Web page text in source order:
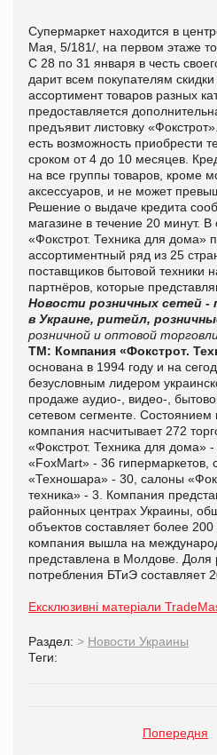
Супермаркет находится в
Мая, 5/181/, на первом этаже
С 28 по 31 января в честь
дарит всем покупателям
ассортимент товаров разных
предоставляется
предъявит листовку
есть возможность приобрести
сроком от 4 до 10 месяцев.
на все группы товаров, кроме
аксессуаров, и не может
Решение о выдаче кредита
магазине в течение 20 минут. В
«Фокстрот. Техника для дома»
ассортиментный ряд из 25
поставщиков бытовой техники
партнёров, которые
Новости розничных сетей -
в Украине, ритейл,
розничной и оптовой
ТМ: Компания «Фокстрот.
основана в 1994 году и на
безусловным лидером
продаже аудио-, видео-,
сетевом сегменте. Состоянием
компания насчитывает 272
«Фокстрот. Техника для дома»
«FoxMart» - 36 гипермаркетов,
«Техношара» - 30, салоны
техника» - 3. Компания
районных центрах Украины,
объектов составляет более
компания вышла на
представлена в Молдове. Доля
потребления БТиЭ составляет
Ексклюзивні матеріали
Раздел: > Новости Украины
Теги:
Попередня